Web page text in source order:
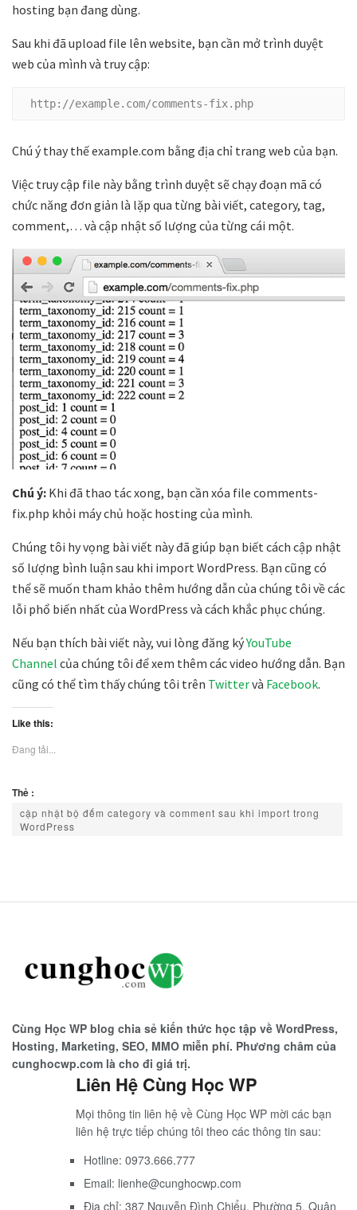
hosting bạn đang dùng.
Sau khi đã upload file lên website, bạn cần mở trình duyệt
web của mình và truy cập:
http://example.com/comments-fix.php
Chú ý thay thế example.com bằng địa chỉ trang web của bạn.
Việc truy cập file này bằng trình duyệt sẽ chạy đoạn mã có
chức năng đơn giản là lặp qua từng bài viết, category, tag,
comment,… và cập nhật số lượng của từng cái một.
Chú ý: Khi đã thao tác xong, bạn cần xóa file comments-
fix.php khỏi máy chủ hoặc hosting của mình.
Chúng tôi hy vọng bài viết này đã giúp bạn biết cách cập nhật
số lượng bình luận sau khi import WordPress. Bạn cũng có
thể sẽ muốn tham khảo thêm hướng dẫn của chúng tôi về các
lỗi phổ biến nhất của WordPress và cách khắc phục chúng.
Nếu bạn thích bài viết này, vui lòng đăng kýYouTube
Channel của chúng tôi để xem thêm các video hướng dẫn. Bạn
cũng có thể tìm thấy chúng tôi trên Twittervà Facebook.
Like this:
Đang tải...
Thẻ :
cập nhật bộ đếm category và comment sau khi import trong
WordPress
Cùng Học WP blog chia sẻ kiến thức học tập về WordPress,
Hosting, Marketing, SEO, MMO miễn phí. Phương châm của
cunghocwp.com là cho đi giá trị.
Liên Hệ Cùng Học WP
Mọi thông tin liên hệ về Cùng Học WP mời các bạn
liên hệ trực tiếp chúng tôi theo các thông tin sau:
Hotline: 0973.666.777
Email: lienhe@cunghocwp.com
Địa chỉ: 387 Nguyễn Đình Chiểu, Phường 5, Quận